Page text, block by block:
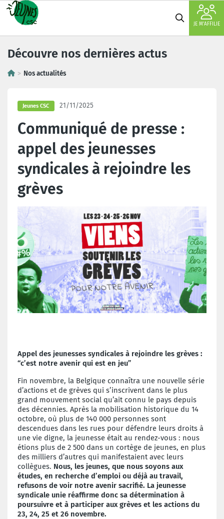
JE M'AFFILIE
Découvre nos dernières actus
Nos actualités
Jeunes CSC 21/11/2025
Communiqué de presse :
appel des jeunesses
syndicales à rejoindre les
grèves
Appel des jeunesses syndicales à rejoindre les grèves :
“c’est notre avenir qui est en jeu”
Fin novembre, la Belgique connaîtra une nouvelle série
d’actions et de grèves qui s’inscrivent dans le plus
grand mouvement social qu’ait connu le pays depuis
des décennies. Après la mobilisation historique du 14
octobre, où plus de 140 000 personnes sont
descendues dans les rues pour défendre leurs droits à
une vie digne, la jeunesse était au rendez-vous : nous
étions plus de 2 500 dans un cortège de jeunes, en plus
des milliers d’autres qui manifestaient avec leurs
collègues. Nous, les jeunes, que nous soyons aux
études, en recherche d’emploi ou déjà au travail,
refusons de voir notre avenir sacrifié. La jeunesse
syndicale unie réaffirme donc sa détermination à
poursuivre et à participer aux grèves et les actions du
23, 24, 25 et 26 novembre.